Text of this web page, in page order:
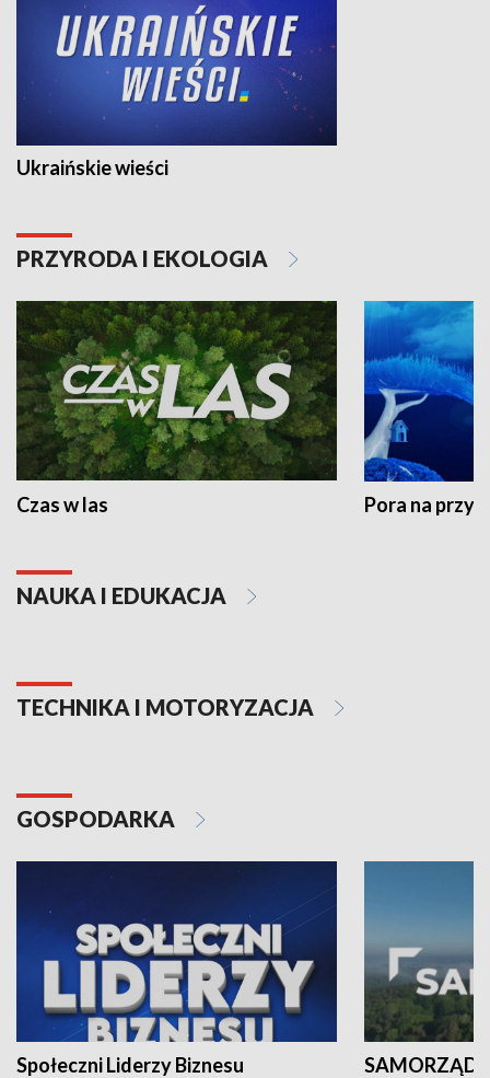
Ukraińskie wieści
PRZYRODA I EKOLOGIA
Czas w las Pora na
NAUKA I EDUKACJA
TECHNIKA I MOTORYZACJA
GOSPODARKA
Społeczni Liderzy Biznesu SAMORZĄD